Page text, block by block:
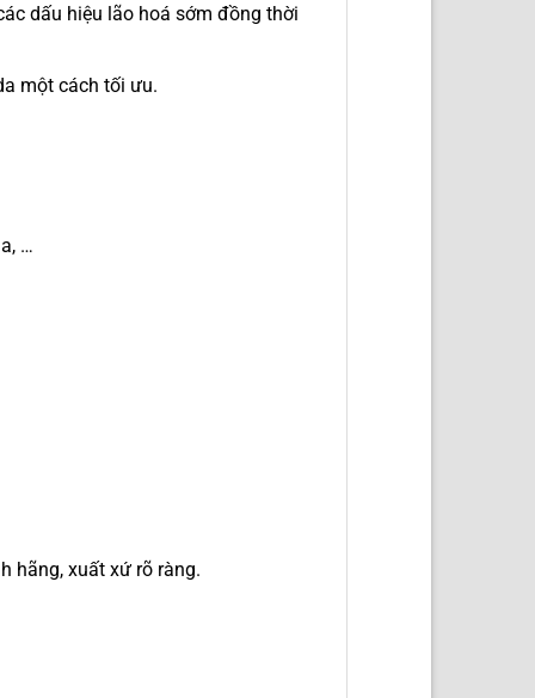
dấu hiệu lão hoá sớm đồng thời
một cách tối ưu.
…
hãng, xuất xứ rõ ràng.